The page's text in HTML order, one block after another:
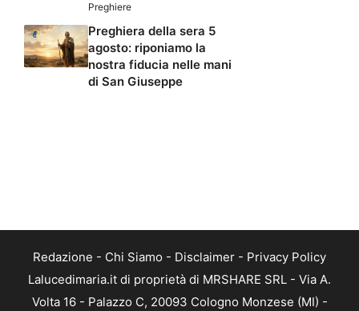
Preghiere
Preghiera della sera 5
agosto: riponiamo la
nostra fiducia nelle mani
di San Giuseppe
Redazione - Chi Siamo - Disclaimer - Privacy Policy
Lalucedimaria.it di proprietà di MRSHARE SRL - Via A.
Volta 16 - Palazzo C, 20093 Cologno Monzese (MI) -